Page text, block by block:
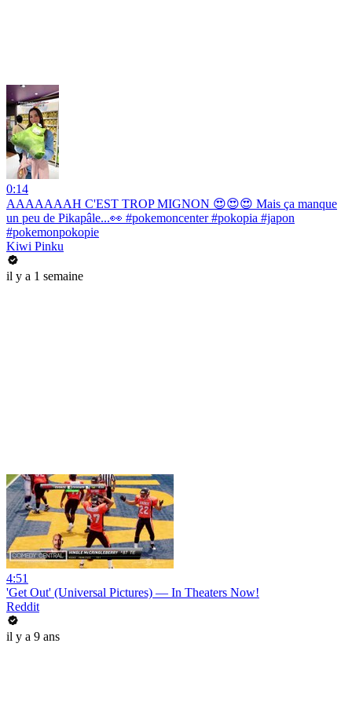
0:14
AAAAAAAH C'EST TROP MIGNON 😍😍😍 Mais ça manque
un peu de Pikapâle...👀 #pokemoncenter #pokopia #japon
#pokemonpokopie
Kiwi Pinku
il y a 1 semaine
4:51
'Get Out' (Universal Pictures) — In Theaters Now!
Reddit
il y a 9 ans